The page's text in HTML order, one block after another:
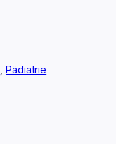
,Pädiatrie